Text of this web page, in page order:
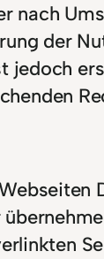
nach
der
jedoch